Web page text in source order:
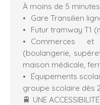
À moins de 5
Gare Transilien
Futur tramway T1
Commerces
(boulangerie,
maison médicale,
Équipements
groupe scolaire dès
🚆 UNE